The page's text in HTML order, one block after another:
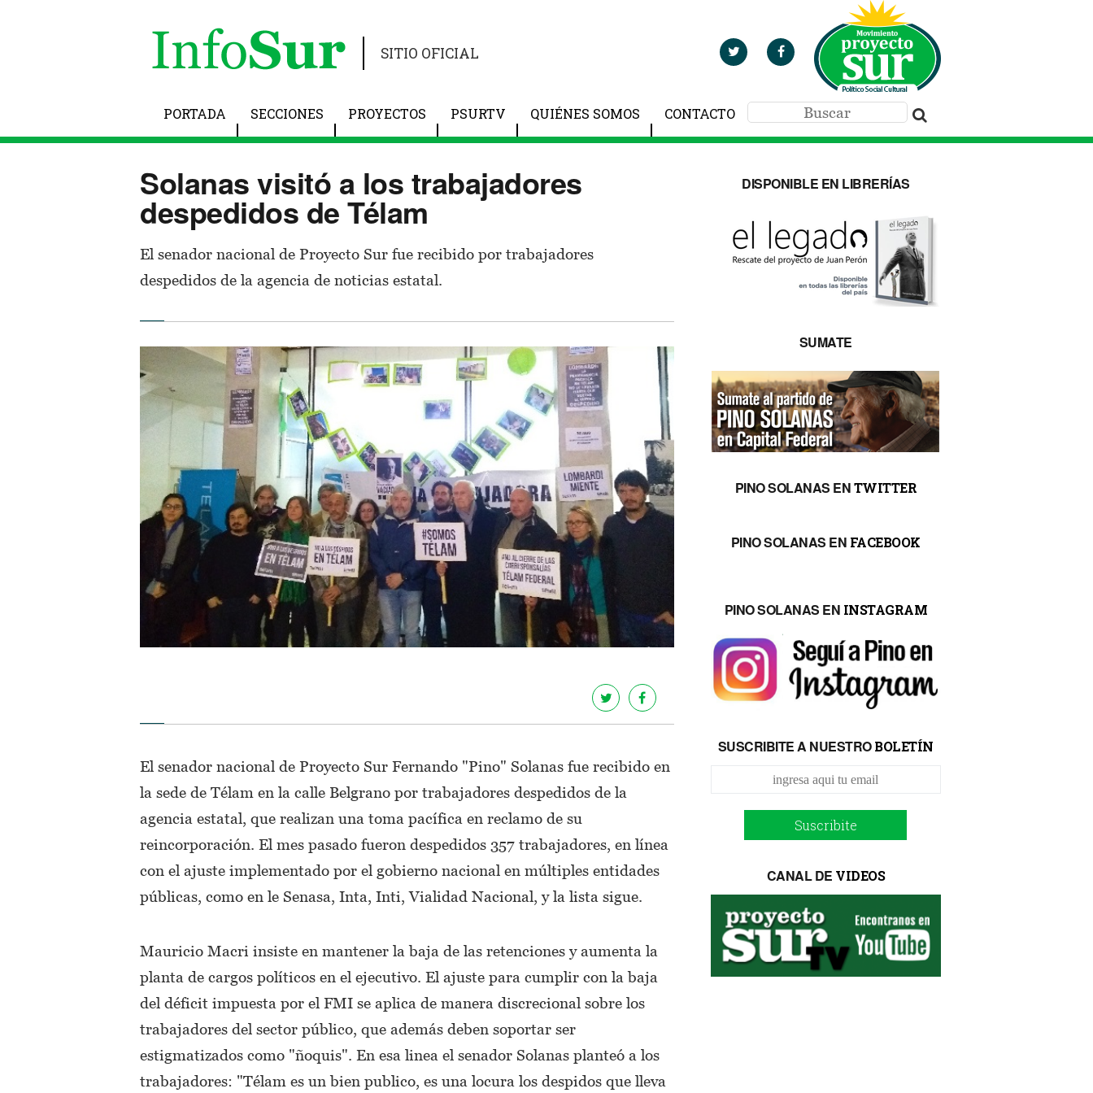
SITIO OFICIAL
PORTADA SECCIONES PROYECTOS PSURTV QUIÉNES SOMOS CONTACTO
Solanas visitó a los trabajadores
despedidos de Télam
El senador nacional de Proyecto Sur fue recibido por trabajadores
despedidos de la agencia de noticias estatal.
El senador nacional de Proyecto Sur Fernando "Pino" Solanas fue recibido en
la sede de Télam en la calle Belgrano por trabajadores despedidos de la
agencia estatal, que realizan una toma pacífica en reclamo de su
reincorporación. El mes pasado fueron despedidos 357 trabajadores, en línea
con el ajuste implementado por el gobierno nacional en múltiples entidades
públicas, como en le Senasa, Inta, Inti, Vialidad Nacional, y la lista sigue.
Mauricio Macri insiste en mantener la baja de las retenciones y aumenta la
planta de cargos políticos en el ejecutivo. El ajuste para cumplir con la baja
del déficit impuesta por el FMI se aplica de manera discrecional sobre los
trabajadores del sector público, que además deben soportar ser
estigmatizados como "ñoquis". En esa linea el senador Solanas planteó a los
trabajadores: "Télam es un bien publico, es una locura los despidos que lleva
DISPONIBLE EN LIBRERÍAS
SUMATE
PINO SOLANAS ENTWITTER
PINO SOLANAS EN FACEBOOK
PINO SOLANAS EN INSTAGRAM
SUSCRIBITE A NUESTROBOLETÍN
Suscribite
CANAL DE VIDEOS